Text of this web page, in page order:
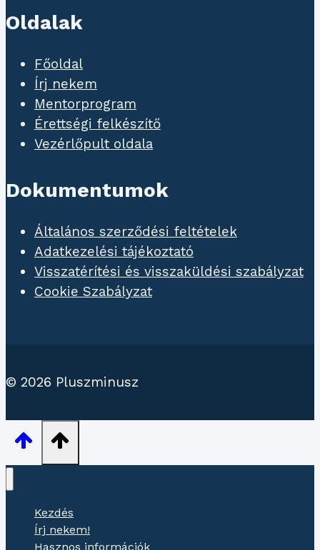
Oldalak
Főoldal
Írj nekem
Mentorprogram
Érettségi felkészítő
Vezérlőpult oldala
Dokumentumok
Általános szerződési feltételek
Adatkezelési tájékoztató
Visszatérítési és visszaküldési szabályzat
Cookie Szabályzat
© 2026 Pluszminusz
Kezdés
Írj nekem!
Hasznos információk